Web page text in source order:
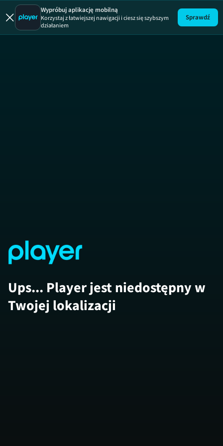
Królowie
Wypróbuj aplikację mobilną
Korzystaj z łatwiejszej nawigacji i ciesz się szybszym
działaniem
Sprawdź
Ups... Player jest niedostępny w
Twojej lokalizacji